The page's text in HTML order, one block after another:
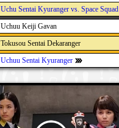
Uchu Sentai Kyuranger vs. Space Squad
Uchuu Keiji Gavan
Tokusou Sentai Dekaranger
Uchuu Sentai Kyuranger